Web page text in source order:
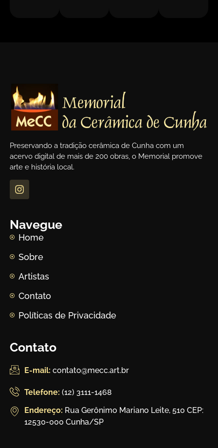
Preservando a tradição cerâmica de Cunha com um
acervo digital de mais de 200 obras, o Memorial promove
arte e história local.
Navegue
Home
Sobre
Artistas
Contato
Políticas de Privacidade
Contato
E-mail: contato@mecc.art.br
Telefone: (12) 3111-1468
Endereço: Rua Gerônimo Mariano Leite, 510 CEP:
12530-000 Cunha/SP